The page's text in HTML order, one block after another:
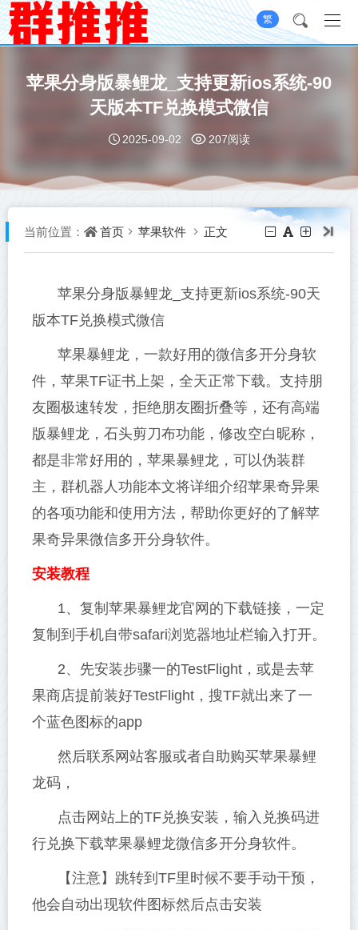
繁
苹果分身版暴鲤龙_支持更新ios系统-90
天版本TF兑换模式微信
2025-09-02 207阅读
当前位置： 首页 苹果软件 正文
苹果分身版暴鲤龙_支持更新ios系统-90天
版本TF兑换模式微信
苹果暴鲤龙，一款好用的微信多开分身软
件，苹果TF证书上架，全天正常下载。支持朋
友圈极速转发，拒绝朋友圈折叠等，还有高端
版暴鲤龙，石头剪刀布功能，修改空白昵称，
都是非常好用的，苹果暴鲤龙，可以伪装群
主，群机器人功能本文将详细介绍苹果奇异果
的各项功能和使用方法，帮助你更好的了解苹
果奇异果微信多开分身软件。
安装教程
1、复制苹果暴鲤龙官网的下载链接，一定
复制到手机自带safari浏览器地址栏输入打开。
2、先安装步骤一的TestFlight，或是去苹
果商店提前装好TestFlight，搜TF就出来了一
个蓝色图标的app
然后联系网站客服或者自助购买苹果暴鲤
龙码，
点击网站上的TF兑换安装，输入兑换码进
行兑换下载苹果暴鲤龙微信多开分身软件。
【注意】跳转到TF里时候不要手动干预，
他会自动出现软件图标然后点击安装